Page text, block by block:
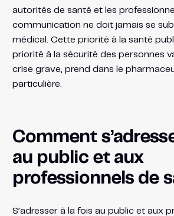
autorités de santé et les
communication ne doit jamais se
médical. Cette priorité à la santé
priorité à la sécurité des personnes
crise grave, prend dans le
particulière.
Comment
au public et aux
professionnels de
S’adresser à la fois au public et aux